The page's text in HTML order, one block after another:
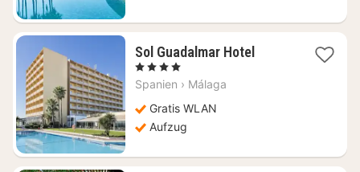
Sol Guadalmar Hotel1
, 4 Sterne
Spanien › Málaga
Gratis WLAN
Aufzug